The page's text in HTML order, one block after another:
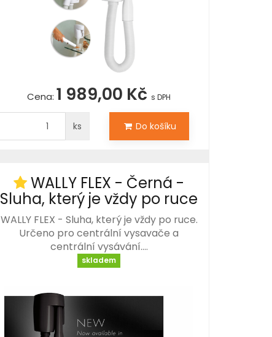
Cena: 1 989,00 Kč s DPH
ks Do košíku
WALLY FLEX - Černá -
Sluha, který je vždy po ruce
WALLY FLEX - Sluha, který je vždy po ruce.
Určeno pro centrální vysavače a
centrální vysávání.…
skladem